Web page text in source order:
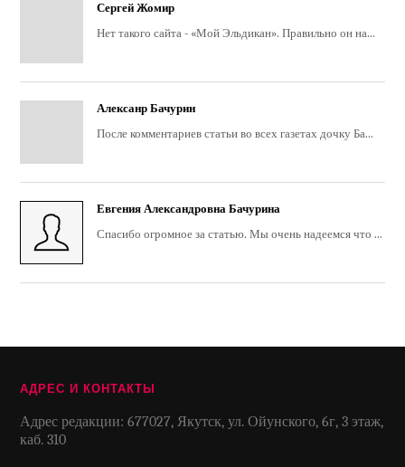
Сергей Жомир
Нет такого сайта - «Мой Эльдикан». Правильно он на...
Алексанр Бачурин
После комментариев статьи во всех газетах дочку Ба...
Евгения Александровна Бачурина
Спасибо огромное за статью. Мы очень надеемся что ...
АДРЕС И КОНТАКТЫ
Адрес редакции: 677027, Якутск, ул. Ойунского, 6г, 3 этаж,
каб. 310